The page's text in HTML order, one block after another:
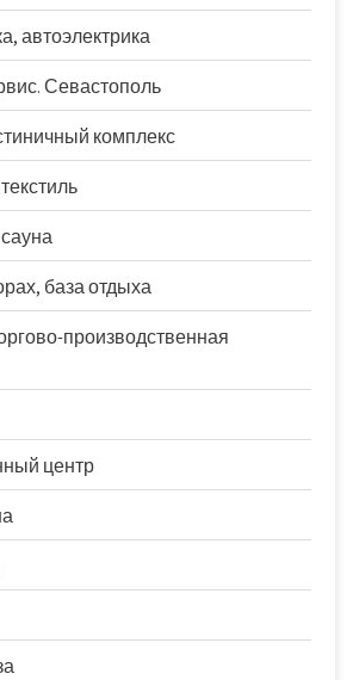
автоэлектрика
Севастополь
комплекс
база отдыха
производственная
центр